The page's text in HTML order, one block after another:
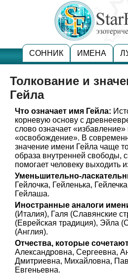
СОННИК ИМЕНА
Толкование и
Гейла
Что означает имя Гейла:
корневую основу с
слово означает «избавление»
«освобождение». В
значение имени Гейла чаще
образа внутренней свободы,
помогает человеку выходить
Уменьшительно-
Гейлочка, Гейленька,
Гейлаша.
Иностранные аналоги
(Италия), Галя (Славянские
(Еврейская традиция), Эйла
(Англия).
Отчества, которые
Александровна, Сергеевна,
Дмитриевна, Михайловна,
Евгеньевна.